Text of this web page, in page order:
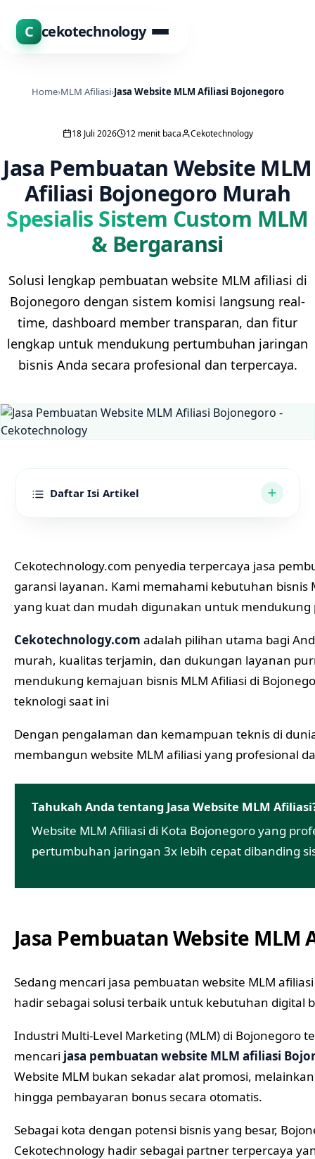
C cekotechnology
Home›MLM Afiliasi›Jasa Website MLM Afiliasi Bojonegoro
18 Juli 2026 12 menit baca Cekotechnology
Jasa Pembuatan Website MLM
Afiliasi Bojonegoro Murah
Spesialis Sistem Custom MLM
& Bergaransi
Solusi lengkap pembuatan website MLM afiliasi di
Bojonegoro dengan sistem komisi langsung real-
time, dashboard member transparan, dan fitur
lengkap untuk mendukung pertumbuhan jaringan
bisnis Anda secara profesional dan terpercaya.
Daftar Isi Artikel
Cekotechnology.com penyedia terpercaya jasa
garansi layanan. Kami memahami kebutuhan
yang kuat dan mudah digunakan untuk
Cekotechnology.com adalah pilihan utama bagi
murah, kualitas terjamin, dan dukungan layanan
mendukung kemajuan bisnis MLM Afiliasi di
teknologi saat ini
Dengan pengalaman dan kemampuan teknis di
membangun website MLM afiliasi yang profesional
Tahukah Anda tentang Jasa Website MLM
Website MLM Afiliasi di Kota Bojonegoro yang
pertumbuhan jaringan 3x lebih cepat dibanding
Jasa Pembuatan Website
Sedang mencari jasa pembuatan website MLM
hadir sebagai solusi terbaik untuk kebutuhan digital
Industri Multi-Level Marketing (MLM) di Bojonegoro
mencari jasa pembuatan website MLM afiliasi
Website MLM bukan sekadar alat promosi,
hingga pembayaran bonus secara otomatis.
Sebagai kota dengan potensi bisnis yang besar,
Cekotechnology hadir sebagai partner terpercaya